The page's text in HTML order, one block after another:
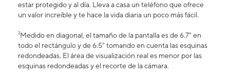
estar protegido y al día. Lleva a casa un teléfono que ofrece
un valor increíble y te hace la vida diaria un poco más fácil.
1Medido en diagonal, el tamaño de la pantalla es de 6.7" en
todo el rectángulo y de 6.5" tomando en cuenta las esquinas
redondeadas. El área de visualización real es menor por las
esquinas redondeadas y el recorte de la cámara.